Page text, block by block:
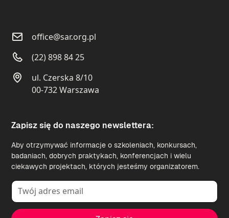
office@sar.org.pl
(22) 898 84 25
ul. Czerska 8/10
00-732 Warszawa
Zapisz się do naszego newslettera:
Aby otrzymywać informacje o szkoleniach, konkursach,
badaniach, dobrych praktykach, konferencjach i wielu
ciekawych projektach, których jesteśmy organizatorem.